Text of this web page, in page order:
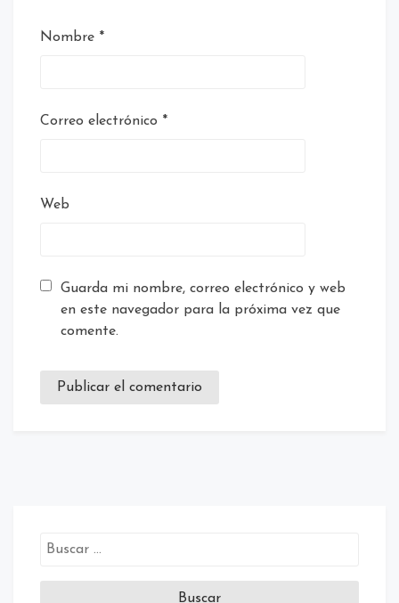
Nombre *
Correo electrónico *
Web
Guarda mi nombre, correo electrónico y web
en este navegador para la próxima vez que
comente.
Buscar: